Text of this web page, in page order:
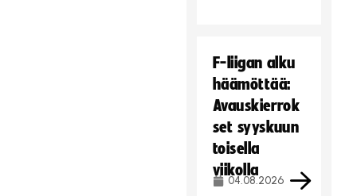
F-liigan alku
häämöttää:
Avauskierrok
set syyskuun
toisella
viikolla
04.08.2026